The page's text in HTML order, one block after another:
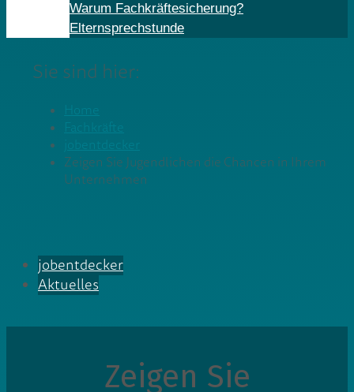
Warum Fachkräftesicherung?
Elternsprechstunde
Sie sind hier:
Fachkräfte
Zeigen Sie Jugendlichen die Chancen in Ihrem
Unternehmen
jobentdecker
Aktuelles
Zeigen Sie